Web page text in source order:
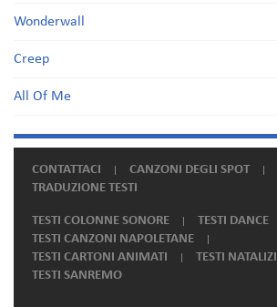
Wonderwall
Creep
All Of Me
CONTATTACI
CANZONI DEGLI SPOT
TRADUZIONE TESTI
TESTI COLONNE SONORE
TESTI DANCE
TESTI CANZONI NAPOLETANE
TESTI CARTONI ANIMATI
TESTI NATALIZI
TESTI SANREMO